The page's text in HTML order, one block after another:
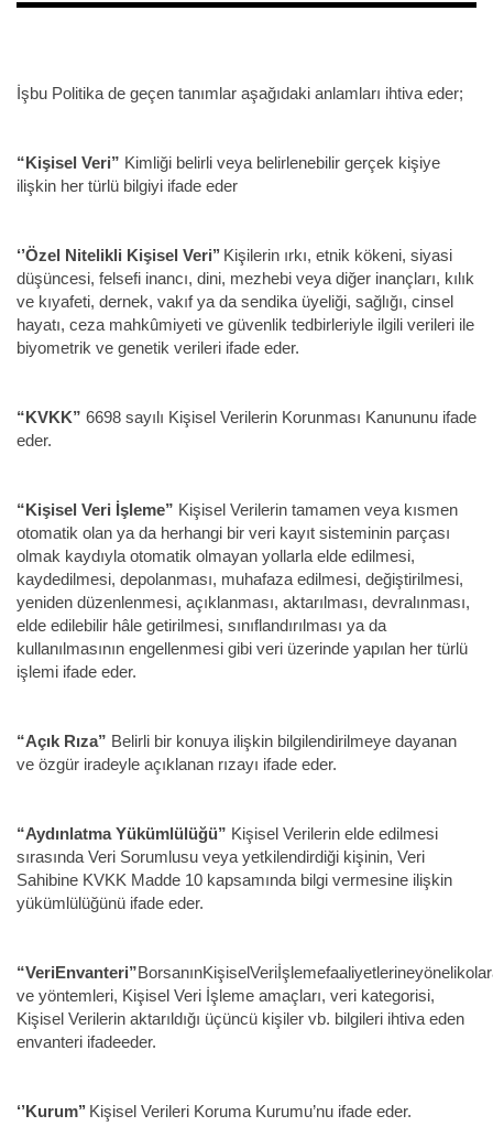
İşbu Politika de geçen tanımlar aşağıdaki anlamları ihtiva eder;
“Kişisel Veri” Kimliği belirli veya belirlenebilir gerçek kişiye
ilişkin her türlü bilgiyi ifade eder
‘’Özel Nitelikli Kişisel Veri’’ Kişilerin ırkı, etnik kökeni, siyasi
düşüncesi, felsefi inancı, dini, mezhebi veya diğer inançları, kılık
ve kıyafeti, dernek, vakıf ya da sendika üyeliği, sağlığı, cinsel
hayatı, ceza mahkûmiyeti ve güvenlik tedbirleriyle ilgili verileri ile
biyometrik ve genetik verileri ifade eder.
“KVKK” 6698 sayılı Kişisel Verilerin Korunması Kanununu ifade
eder.
“Kişisel Veri İşleme” Kişisel Verilerin tamamen veya kısmen
otomatik olan ya da herhangi bir veri kayıt sisteminin parçası
olmak kaydıyla otomatik olmayan yollarla elde edilmesi,
kaydedilmesi, depolanması, muhafaza edilmesi, değiştirilmesi,
yeniden düzenlenmesi, açıklanması, aktarılması, devralınması,
elde edilebilir hâle getirilmesi, sınıflandırılması ya da
kullanılmasının engellenmesi gibi veri üzerinde yapılan her türlü
işlemi ifade eder.
“Açık Rıza” Belirli bir konuya ilişkin bilgilendirilmeye dayanan
ve özgür iradeyle açıklanan rızayı ifade eder.
“Aydınlatma Yükümlülüğü” Kişisel Verilerin elde edilmesi
sırasında Veri Sorumlusu veya yetkilendirdiği kişinin, Veri
Sahibine KVKK Madde 10 kapsamında bilgi vermesine ilişkin
yükümlülüğünü ifade eder.
“VeriEnvanteri”
ve yöntemleri, Kişisel Veri İşleme amaçları, veri kategorisi,
Kişisel Verilerin aktarıldığı üçüncü kişiler vb. bilgileri ihtiva eden
envanteri ifadeeder.
‘’Kurum’’ Kişisel Verileri Koruma Kurumu’nu ifade eder.